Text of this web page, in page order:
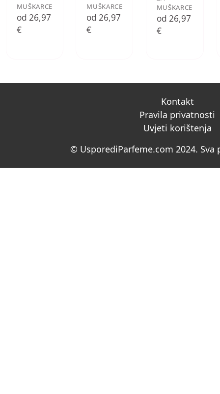
MUŠKARCE
od 26,97
€
MUŠKARCE
od 26,97
€
MUŠKARCE
od 26,97
€
Kontakt
Pravila privatnosti
Uvjeti korištenja
© UsporediParfeme.com 2024. Sva